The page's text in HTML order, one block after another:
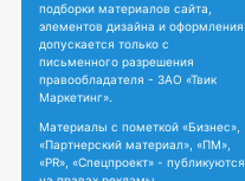
подборки материалов сайта,
элементов дизайна и оформления
допускается только с
письменного разрешения
правообладателя - ЗАО «Твик
Маркетинг».
Материалы с пометкой «Бизнес»,
«Партнерский материал», «ПМ»,
«PR», «Спецпроект» - публикуются